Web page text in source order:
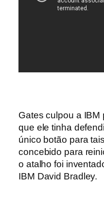
Gates culpou a IBM
que ele tinha
único botão para
concebido para
o atalho foi
IBM David Bradley.